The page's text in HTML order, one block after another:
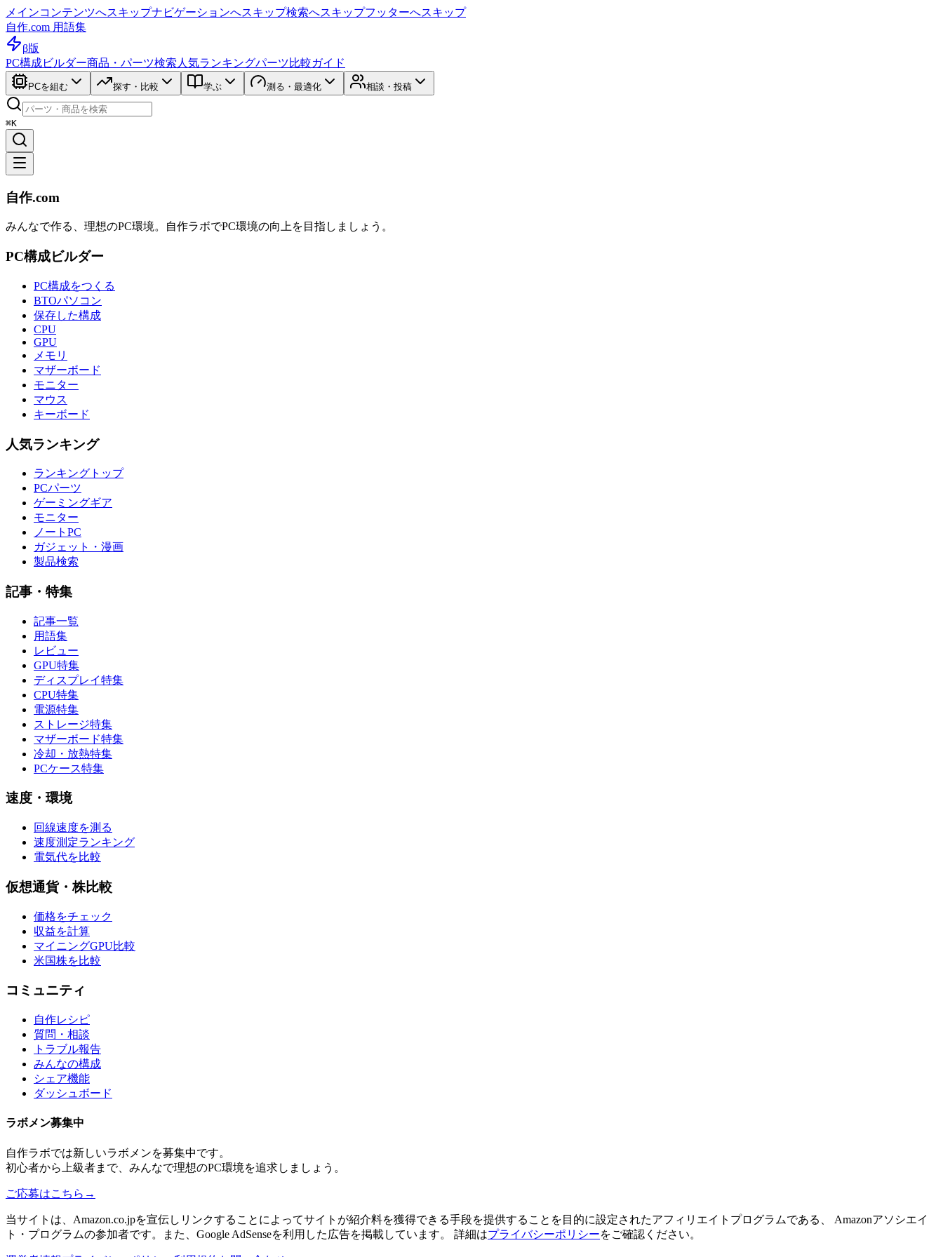
メインコンテンツへスキップナビゲーションへスキップ検索へスキップフッターへスキップ
自作.com 用語集
β版
PC構成ビルダー商品・パーツ検索 人気ランキングパーツ比較ガイド
PCを組む 探す・比較 学ぶ 測る・最適化 相談・投稿
⌘K
自作.com
みんなで作る、理想のPC環境。 自作ラボでPC環境の向上を目指しましょう。
PC構成ビルダー
PC構成をつくる
BTOパソコン
保存した構成
CPU
GPU
メモリ
マザーボード
モニター
マウス
キーボード
人気ランキング
ランキングトップ
PCパーツ
ゲーミングギア
モニター
ノートPC
ガジェット・漫画
製品検索
記事・特集
記事一覧
用語集
レビュー
GPU特集
ディスプレイ特集
CPU特集
電源特集
ストレージ特集
マザーボード特集
冷却・放熱特集
PCケース特集
速度・環境
回線速度を測る
速度測定ランキング
電気代を比較
仮想通貨・株比較
価格をチェック
収益を計算
マイニングGPU比較
米国株を比較
コミュニティ
自作レシピ
質問・相談
トラブル報告
みんなの構成
シェア機能
ダッシュボード
ラボメン募集中
自作ラボでは新しいラボメンを募集中です。
初心者から上級者まで、みんなで理想のPC環境を追求しましょう。
ご応募はこちら →
当サイトは、Amazon.co.jpを宣伝しリンクすることによってサイトが紹介料を獲得できる手段を提供することを目的に設定されたアフィリエイトプログラムである、 Amazonアソシエイ
ト・プログラムの参加者です。また、Google AdSenseを利用した広告を掲載しています。 詳細はプライバシーポリシーをご確認ください。